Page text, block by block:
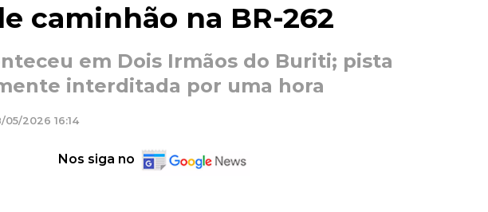
caminhão na BR-262
em Dois Irmãos do Buriti; pista
interditada por uma hora
2026 16:14
Nos siga no